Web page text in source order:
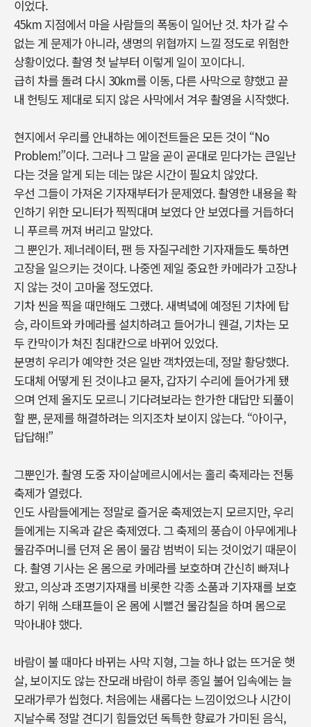
이었다.
45km 지점에서 마을 사람들의 폭동이 일어난 것. 차가 갈 수
없는 게 문제가 아니라, 생명의 위협까지 느낄 정도로 위험한
상황이었다. 촬영 첫 날부터 이렇게 일이 꼬이다니.
급히 차를 돌려 다시 30km를 이동, 다른 사막으로 향했고 끝
내 헌팅도 제대로 되지 않은 사막에서 겨우 촬영을 시작했다.
현지에서 우리를 안내하는 에이전트들은 모든 것이 “No
Problem!”이다. 그러나 그 말을 곧이 곧대로 믿다가는 큰일난
다는 것을 알게 되는 데는 많은 시간이 필요치 않았다.
우선 그들이 가져온 기자재부터가 문제였다. 촬영한 내용을 확
인하기 위한 모니터가 찍찍대며 보였다 안 보였다를 거듭하더
니 푸르륵 꺼져 버리고 말았다.
그 뿐인가. 제너레이터, 팬 등 자질구레한 기자재들도 툭하면
고장을 일으키는 것이다. 나중엔 제일 중요한 카메라가 고장나
지 않는 것이 고마울 정도였다.
기차 씬을 찍을 때만해도 그랬다. 새벽녘에 예정된 기차에 탑
승, 라이트와 카메라를 설치하려고 들어가니 웬걸, 기차는 모
두 칸막이가 쳐진 침대칸으로 바뀌어 있었다.
분명히 우리가 예약한 것은 일반 객차였는데, 정말 황당했다.
도대체 어떻게 된 것이냐고 묻자, 갑자기 수리에 들어가게 됐
으며 언제 올지도 모르니 기다려보라는 한가한 대답만 되풀이
할 뿐, 문제를 해결하려는 의지조차 보이지 않는다. “아이구,
답답해!”
그뿐인가. 촬영 도중 자이살메르시에서는 홀리 축제라는 전통
축제가 열렸다.
인도 사람들에게는 정말로 즐거운 축제였는지 모르지만, 우리
들에게는 지옥과 같은 축제였다. 그 축제의 풍습이 아무에게나
물감주머니를 던져 온 몸이 물감 범벅이 되는 것이었기 때문이
다. 촬영 기사는 온 몸으로 카메라를 보호하며 간신히 빠져나
왔고, 의상과 조명기자재를 비롯한 각종 소품과 기자재를 보호
하기 위해 스태프들이 온 몸에 시뻘건 물감칠을 하며 몸으로
막아내야 했다.
바람이 불 때마다 바뀌는 사막 지형, 그늘 하나 없는 뜨거운 햇
살, 보이지도 않는 잔모래 바람이 하루 종일 불어 입속에는 늘
모래가루가 씹혔다. 처음에는 새롭다는 느낌이었으나 시간이
지날수록 정말 견디기 힘들었던 독특한 향료가 가미된 음식,